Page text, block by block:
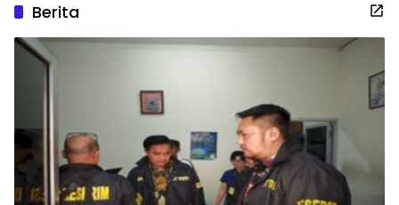
Berita